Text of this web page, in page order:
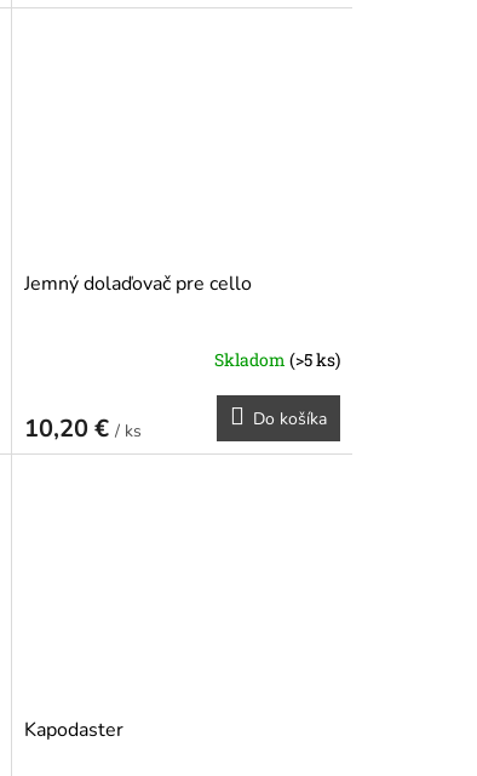
Jemný dolaďovač pre cello
Skladom (>5 ks)
10,20 € / ks
Do košíka
Kapodaster